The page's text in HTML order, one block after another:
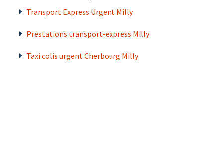
Transport Express Urgent Milly
Prestations transport-express Milly
Taxi colis urgent Cherbourg Milly